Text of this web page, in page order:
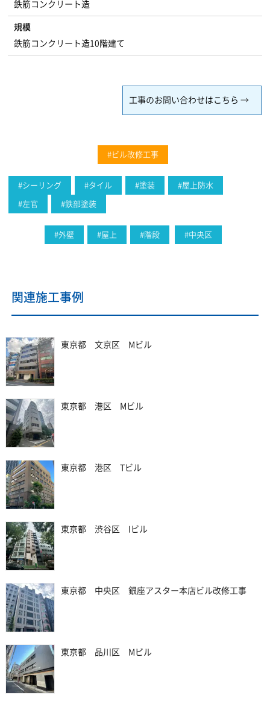
鉄筋コンクリート造
規模
鉄筋コンクリート造10階建て
工事のお問い合わせはこちら
#ビル改修工事
#シーリング #タイル #塗装 #屋上防水
#左官 #鉄部塗装
#外壁 #屋上 #階段 #中央区
関連施工事例
東京都 文京区 Mビル
東京都 港区 Mビル
東京都 港区 Tビル
東京都 渋谷区 Iビル
東京都 中央区 銀座アスター本店ビル改修工事
東京都 品川区 Mビル